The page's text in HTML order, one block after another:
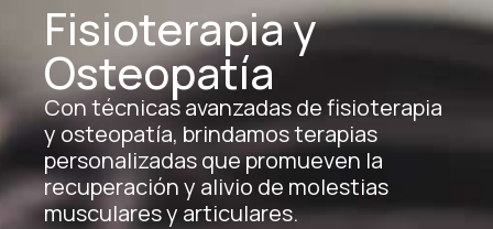
Fisioterapia y
Osteopatía
Con técnicas avanzadas de fisioterapia
y osteopatía, brindamos terapias
personalizadas que promueven la
recuperación y alivio de molestias
musculares y articulares.